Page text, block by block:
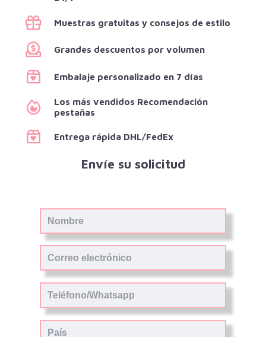
Muestras gratuitas y consejos de estilo
Grandes descuentos por volumen
Embalaje personalizado en 7 días
Los más vendidos Recomendación
pestañas
Entrega rápida DHL/FedEx
Envíe su solicitud